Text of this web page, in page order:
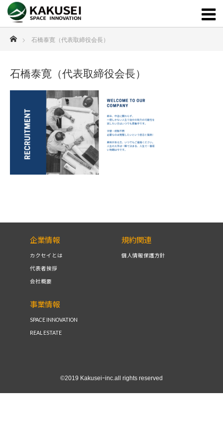
ホーム
石橋泰寛（代表取締役会長）
石橋泰寛（代表取締役会長）
企業情報
カクセイとは
代表者挨拶
会社概要
規約関連
個人情報保護方針
事業情報
SPACE INNOVATION
REAL ESTATE
©2019 Kakuseiｰinc.all rights reserved